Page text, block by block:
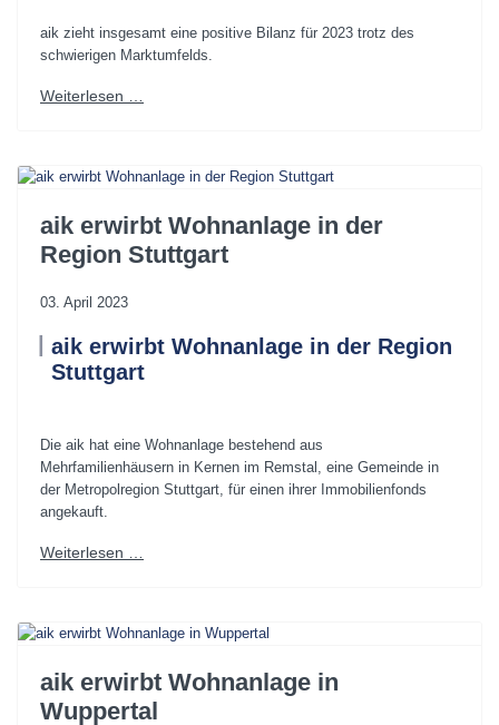
aik zieht insgesamt eine positive Bilanz für 2023 trotz des
schwierigen Marktumfelds.
Weiterlesen …
aik erwirbt Wohnanlage in der
Region Stuttgart
03. April 2023
aik erwirbt Wohnanlage in der Region
Stuttgart
Die aik hat eine Wohnanlage bestehend aus
Mehrfamilienhäusern in Kernen im Remstal, eine Gemeinde in
der Metropolregion Stuttgart, für einen ihrer Immobilienfonds
angekauft.
Weiterlesen …
aik erwirbt Wohnanlage in
Wuppertal